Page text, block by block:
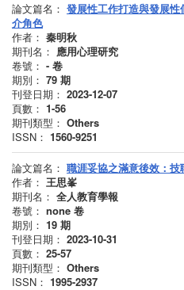
論文篇名： 發展性工作打造與發展
介角色
作者：秦明秋
期刊名： 應用心理研究
卷號： - 卷
期別： 79 期
刊登日期： 2023-12-07
頁數： 1-56
期刊類型： Others
ISSN： 1560-9251
論文篇名： 職涯妥協之滿意後效：技
作者： 王思峯
期刊名： 全人教育學報
卷號： none 卷
期別： 19 期
刊登日期： 2023-10-31
頁數： 25-57
期刊類型： Others
ISSN： 1995-2937